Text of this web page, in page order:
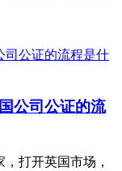
公司公证的流
打开英国市场，